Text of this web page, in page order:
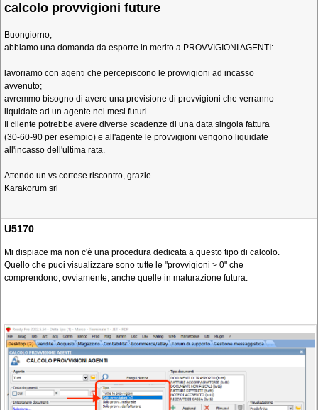
calcolo provvigioni future
Buongiorno,
abbiamo una domanda da esporre in merito a PROVVIGIONI AGENTI:
lavoriamo con agenti che percepiscono le provvigioni ad incasso
avvenuto;
avremmo bisogno di avere una previsione di provvigioni che verranno
liquidate ad un agente nei mesi futuri
Il cliente potrebbe avere diverse scadenze di una data singola fattura
(30-60-90 per esempio) e all'agente le provvigioni vengono liquidate
all'incasso dell'ultima rata.
Attendo un vs cortese riscontro, grazie
Karakorum srl
U5170
Mi dispiace ma non c'è una procedura dedicata a questo tipo di calcolo.
Quello che puoi visualizzare sono tutte le "provvigioni > 0" che
comprendono, ovviamente, anche quelle in maturazione futura: